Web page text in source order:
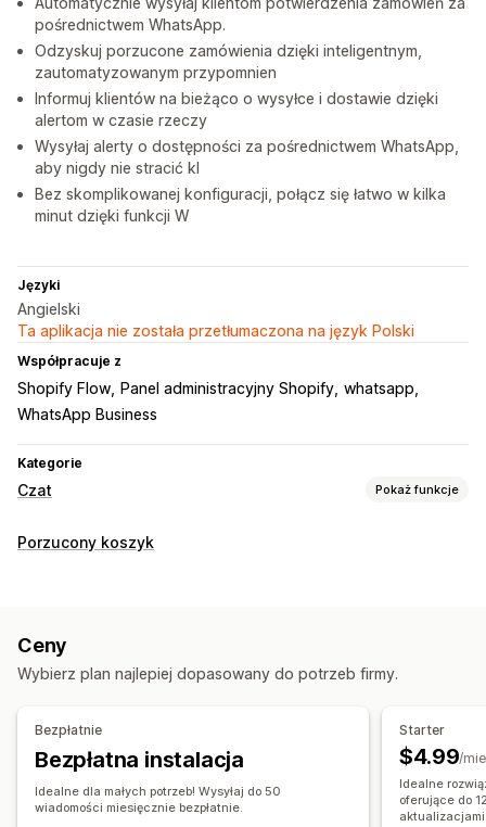
pośrednictwem WhatsApp.
Odzyskuj porzucone zamówienia dzięki inteligentnym,
zautomatyzowanym przypomnien
Informuj klientów na bieżąco o wysyłce i dostawie dzięki
alertom w czasie rzeczy
Wysyłaj alerty o dostępności za pośrednictwem WhatsApp,
aby nigdy nie stracić kl
Bez skomplikowanej konfiguracji, połącz się łatwo w kilka
minut dzięki funkcji W
Języki
Angielski
Ta aplikacja nie została przetłumaczona na język Polski
Współpracuje z
Shopify Flow Panel administracyjny Shopify whatsapp
WhatsApp Business
Kategorie
Czat Pokaż funkcje
Wiadomości w czasie rzeczywistym
Automatyczne odpowiedzi
Odzyskiwanie koszyka
Często zadawane pytania
Rekomendacje produktów
Szybkie odpowiedzi
Aktualizacje zamówienia Sprzedaż krzyżowa
Porzucony koszyk
Ceny
Wybierz plan najlepiej dopasowany do potrzeb firmy.
Bezpłatnie
Bezpłatna instalacja
Idealne dla małych potrzeb! Wysyłaj do 50
wiadomości miesięcznie bezpłatnie.
Starter
$4.99/
Idealne
oferujące do